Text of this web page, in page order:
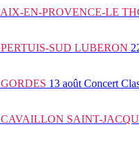
AIX-EN-PROVENCE-LE
PERTUIS-SUD LUBERON
GORDES 13 août Concert
CAVAILLON SAINT-